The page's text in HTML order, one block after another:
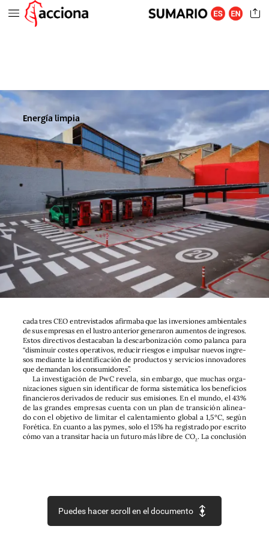
Energíalimpia
cada tres CEO entrevistados afirmabaque las inversiones ambientales
desusempresasen el lustroanteriorgeneraron aumentos deingresos.
Estos directivos destacaban la descarbonización como palanca para
“disminuir costesoperativos, reducirriesgos e impulsarnuevos ingre-
sos mediante la identificación de productos y servicios innovadores
que demandan losconsumidores”.
La investigación de PwC revela, sin embargo, que muchas orga-
nizaciones siguen sin identificar de forma sistemática los beneficios
financieros derivados de reducir sus emisiones. En el mundo, el 43%
de las grandes empresas cuenta con un plan de transición alinea-
do con el objetivo de limitar el calentamiento global a 1,5ºC, según
Forética. En cuanto a las pymes, solo el 15% ha registradopor escrito
cómo van a transitar hacia un futuro más libre de CO2. La conclusión
Puedes hacer scroll en el documento